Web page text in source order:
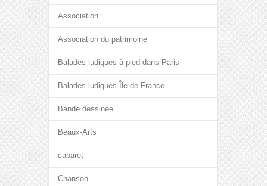
Association
Association du patrimoine
Balades ludiques à pied dans Paris
Balades ludiques Île de France
Bande dessinée
Beaux-Arts
cabaret
Chanson